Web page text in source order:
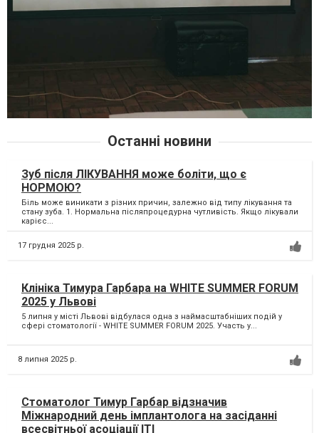
Останні новини
Зуб після ЛІКУВАННЯ може боліти, що є
НОРМОЮ?
Біль може виникати з різних причин, залежно від типу лікування та
стану зуба. 1. Нормальна післяпроцедурна чутливість. Якщо лікували
карієс...
17 грудня 2025 р.
Клініка Тимура Гарбара на WHITE SUMMER FORUM
2025 у Львові
5 липня у місті Львові відбулася одна з наймасштабніших подій у
сфері стоматології - WHITE SUMMER FORUM 2025. Участь у...
8 липня 2025 р.
Стоматолог Тимур Гарбар відзначив
Міжнародний день імплантолога на засіданні
всесвітньої асоціації ІТІ